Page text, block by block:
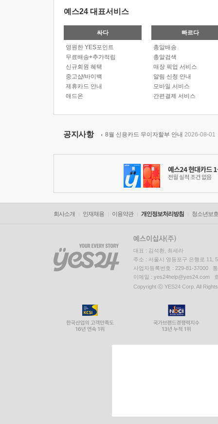
예스24 대표서비스
싸다
영원한 YES포인트
무료배송+추가적립
신규회원 혜택
중고샵/바이백
제휴카드 안내
애드온
빠르다
총알배송
총알검색
매장 픽업 서비스
알림 신청 안내
모바일 서비스
간편결제 서비스
공지사항 8월 신용카드 무이자할부 안내 2026-08-01
회사소개 인재채용 이용약관 개인정보처리방침 청소년보
대표 : 김석환, 최세라
주소 : 서울시 영등포구 은행로 11,
사업자등록번호 : 229-81-37000
이메일 : yes24help@yes24.com
Copyright ⓒ YES24 Corp. All